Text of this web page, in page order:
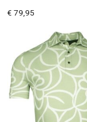
€ 79,95